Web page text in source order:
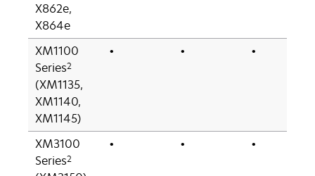
X862e,
X864e
XM1100
Series2
(XM1135,
XM1140,
XM1145)
• • •
XM3100
Series2
• • •